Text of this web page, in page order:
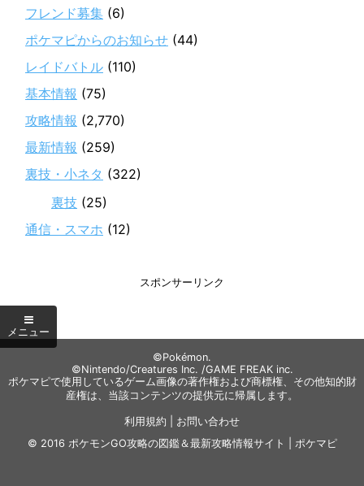
フレンド募集 (6)
ポケマピからのお知らせ (44)
レイドバトル (110)
基本情報 (75)
攻略情報 (2,770)
最新情報 (259)
裏技・小ネタ (322)
裏技 (25)
通信・スマホ (12)
スポンサーリンク
©Pokémon.
©Nintendo/Creatures Inc. /GAME FREAK inc.
ポケマピで使用しているゲーム画像の著作権および商標権、その他知的財
産権は、当該コンテンツの提供元に帰属します。
利用規約
お問い合わせ
© 2016 ポケモンGO攻略の図鑑＆最新攻略情報サイト | ポケマピ